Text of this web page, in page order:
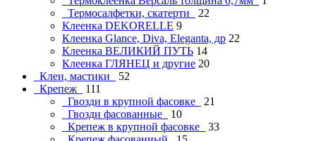
Термосалфетки, скатерти
22
Клеенка DEKORELLE 9
Клеенка Glance, Diva, Eleganta, др 22
Клеенка ВЕЛИКИЙ ПУТЬ 14
Клеенка ГЛЯНЕЦ и другие 20
Клеи, мастики
52
Крепеж
111
Гвозди в крупной фасовке
21
Гвозди фасованные
10
Крепеж в крупной фасовке
33